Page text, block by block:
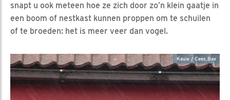
snapt u ook meteen hoe ze zich door zo’n klein gaatje in
een boom of nestkast kunnen proppen om te schuilen
of te broeden: het is meer veer dan vogel.
Kauw / Cees Bax